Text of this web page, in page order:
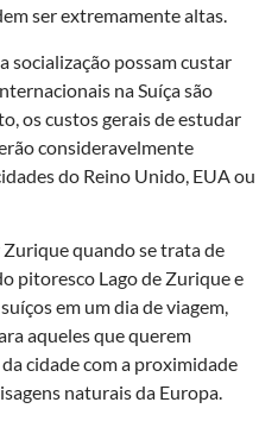
ser extremamente altas.
socialização possam custar
na Suíça são
os custos gerais de estudar
consideravelmente
do Reino Unido, EUA ou
quando se trata de
pitoresco Lago de Zurique e
em um dia de viagem,
aqueles que querem
cidade com a proximidade
naturais da Europa.